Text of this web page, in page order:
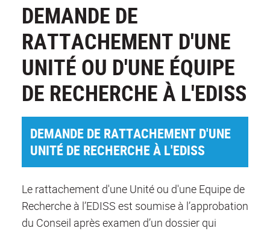
DEMANDE DE
RATTACHEMENT D'UNE
UNITÉ OU D'UNE ÉQUIPE
DE RECHERCHE À L'EDISS
DEMANDE DE RATTACHEMENT D'UNE
UNITÉ DE RECHERCHE À L'EDISS
Le rattachement d'une Unité ou d'une Equipe de
Recherche à l’EDISS est soumise à l’approbation
du Conseil après examen d’un dossier qui